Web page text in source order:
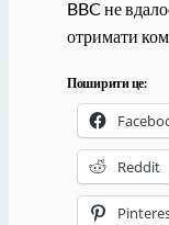
BBC не
отримати
Поширити це:
Reddit